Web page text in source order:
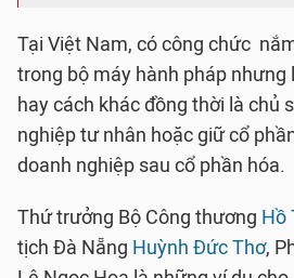
Tại Việt Nam, có công chức
trong bộ máy hành pháp nhưng
hay cách khác đồng thời là chủ
nghiệp tư nhân hoặc giữ cổ
doanh nghiệp sau cổ phần hóa.
Thứ trưởng Bộ Công thương Hồ
tịch Đà Nẵng Huỳnh Đức Thơ,